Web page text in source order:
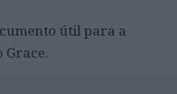
útil para a
Grace.